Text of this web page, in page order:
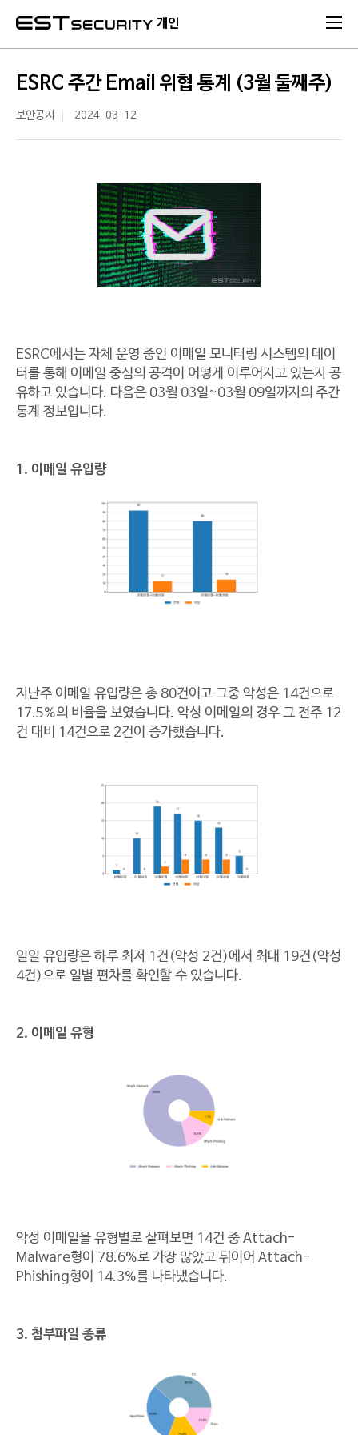
개인
ESRC 주간 Email 위협 통계 (3월 둘째주)
보안공지 2024-03-12
ESRC에서는 자체 운영 중인 이메일 모니터링 시스템의 데이
터를 통해 이메일 중심의 공격이 어떻게 이루어지고 있는지 공
유하고 있습니다. 다음은 03월 03일~03월 09일까지의 주간
통계 정보입니다.
1. 이메일 유입량
지난주 이메일 유입량은 총 80건이고 그중 악성은 14건으로
17.5%의 비율을 보였습니다. 악성 이메일의 경우 그 전주 12
건 대비 14건으로 2건이 증가했습니다.
일일 유입량은 하루 최저 1건(악성 2건)에서 최대 19건(악성
4건)으로 일별 편차를 확인할 수 있습니다.
2. 이메일 유형
악성 이메일을 유형별로 살펴보면 14건 중 Attach-
Malware형이 78.6%로 가장 많았고 뒤이어 Attach-
Phishing형이 14.3%를 나타냈습니다.
3. 첨부파일 종류